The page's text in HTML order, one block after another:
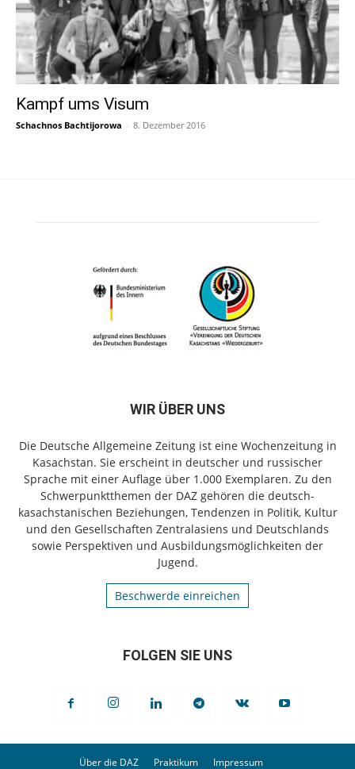
Kampf ums Visum
Schachnos Bachtijorowa - 8. Dezember 2016
WIR ÜBER UNS
Die Deutsche Allgemeine Zeitung ist eine Wochenzeitung in
Kasachstan. Sie erscheint in deutscher und russischer
Sprache mit einer Auflage über 1.000 Exemplaren. Zu den
Schwerpunktthemen der DAZ gehören die deutsch-
kasachstanischen Beziehungen, Tendenzen in Politik, Kultur
und den Gesellschaften Zentralasiens und Deutschlands
sowie Perspektiven und Ausbildungsmöglichkeiten der
Jugend.
Beschwerde einreichen
FOLGEN SIE UNS
Über die DAZ Praktikum Impressum